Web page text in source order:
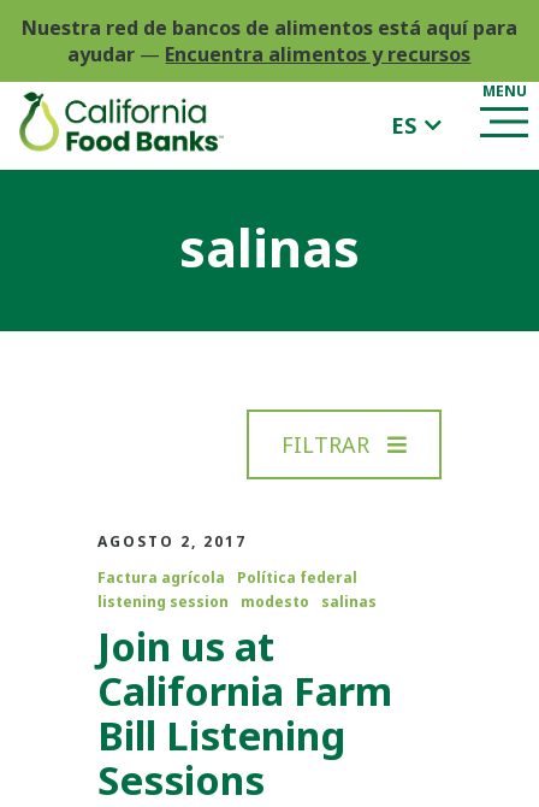
Nuestra red de bancos de alimentos está aquí para
ayudar — Encuentra alimentos y recursos
ES
salinas
FILTRAR
AGOSTO 2, 2017
Factura agrícola
Política federal
listening session
modesto salinas
Join us at
California Farm
Bill Listening
Sessions